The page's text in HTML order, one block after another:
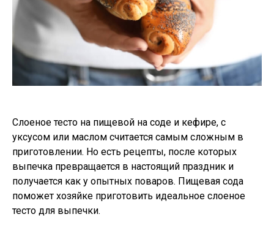
Слоеное тесто на пищевой на соде и кефире, с
уксусом или маслом считается самым сложным в
приготовлении. Но есть рецепты, после которых
выпечка превращается в настоящий праздник и
получается как у опытных поваров. Пищевая сода
поможет хозяйке приготовить идеальное слоеное
тесто для выпечки.